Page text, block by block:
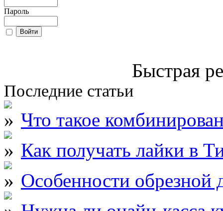
Пароль
Быстрая
Последние статьи
Что такое
Как получать лайки в
Особенности обрезной